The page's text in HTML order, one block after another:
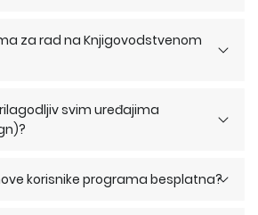
za rad na Knjigovodstvenom
svim uređajima
korisnike programa besplatna?